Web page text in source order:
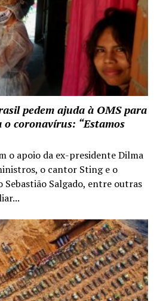
pedem ajuda à OMS para
coronavírus: “Estamos
o apoio da ex-presidente Dilma
o cantor Sting e o
Salgado, entre outras